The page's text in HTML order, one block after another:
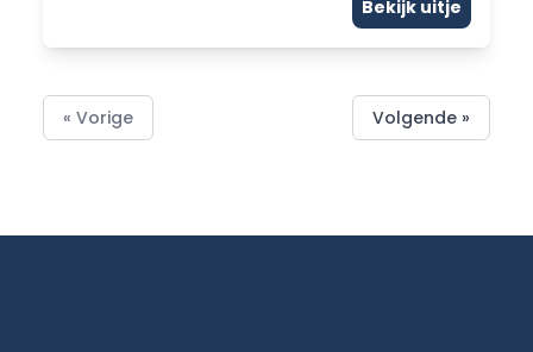
Bekijk uitje
« Vorige Volgende »